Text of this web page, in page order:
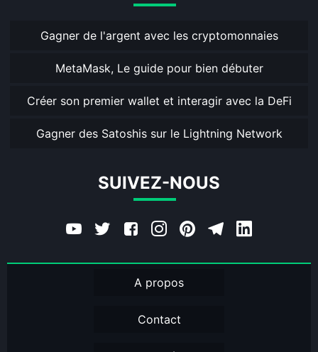
Gagner de l'argent avec les cryptomonnaies
MetaMask, Le guide pour bien débuter
Créer son premier wallet et interagir avec la DeFi
Gagner des Satoshis sur le Lightning Network
SUIVEZ-NOUS
A propos
Contact